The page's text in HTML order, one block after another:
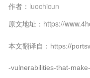
作者： luochicun
原文地址：https://
本文翻译自：https://
-vulnerabilities-that-